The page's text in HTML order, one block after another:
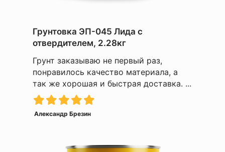
Грунтовка ЭП-045 Лида с
отвердителем, 2.28кг
Грунт заказываю не первый раз,
понравилось качество материала, а
так же хорошая и быстрая доставка. ...
Александр Брезин